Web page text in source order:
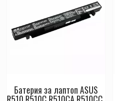
Батерия за лаптоп ASUS